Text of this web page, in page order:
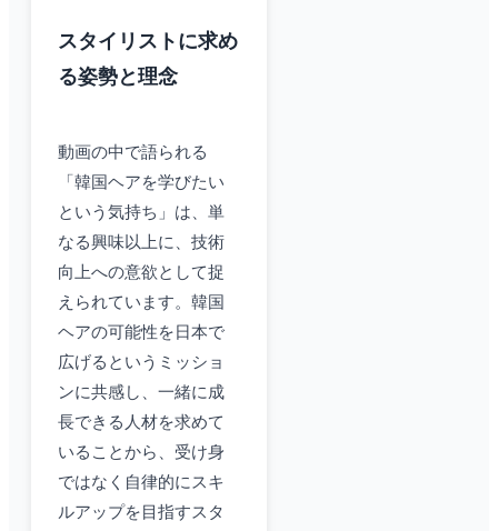
スタイリストに求め
る姿勢と理念
動画の中で語られる
「韓国ヘアを学びたい
という気持ち」は、単
なる興味以上に、技術
向上への意欲として捉
えられています。韓国
ヘアの可能性を日本で
広げるというミッショ
ンに共感し、一緒に成
長できる人材を求めて
いることから、受け身
ではなく自律的にスキ
ルアップを目指すスタ